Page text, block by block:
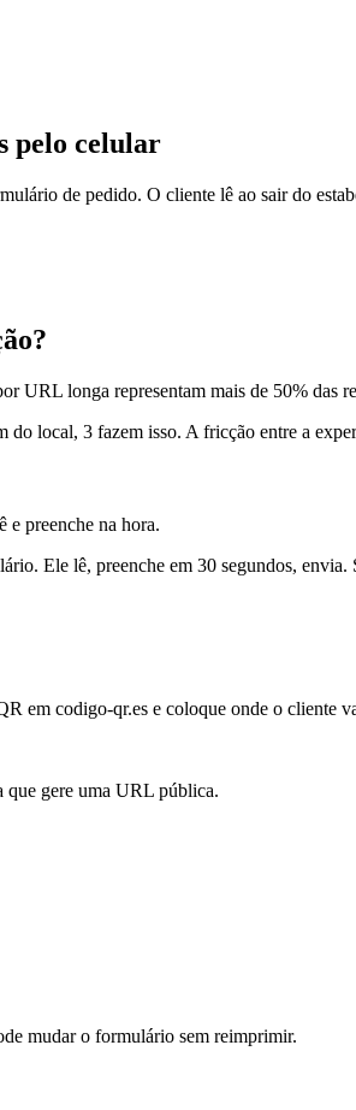
pelo celular
de pedido. O cliente lê ao sair do
URL longa representam mais de 50% das
do local, 3 fazem isso. A fricção entre a
preenche na hora.
Ele lê, preenche em 30 segundos,
em codigo-qr.es e coloque onde o cliente
gere uma URL pública.
mudar o formulário sem reimprimir.